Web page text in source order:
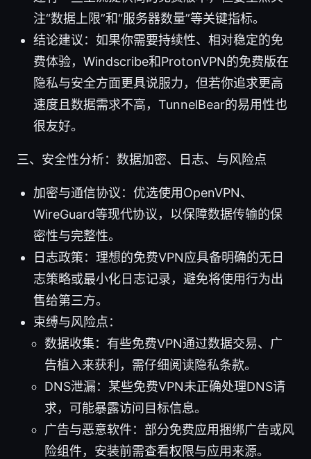
注“数据上限”和“服务器数量”等关键指标。
结论建议：如果你需要持续性、相对稳定的免
费体验，Windscribe和ProtonVPN的免费版在
隐私与安全方面更具说服力，但若你追求更高
速度且数据需求不高，TunnelBear的易用性也
很友好。
三、安全性分析：数据加密、日志、与风险点
加密与通信协议：优选使用OpenVPN、
WireGuard等现代协议，以保障数据传输的保
密性与完整性。
日志政策：理想的免费VPN应具备明确的无日
志策略或最小化日志记录，避免将使用行为出
售给第三方。
束缚与风险点：
数据收集：有些免费VPN通过数据交易、广
告植入来获利，需仔细阅读隐私条款。
DNS泄漏：某些免费VPN未正确处理DNS请
求，可能暴露访问目标信息。
广告与恶意软件：部分免费应用捆绑广告或风
险组件，安装前需查看权限与应用来源。